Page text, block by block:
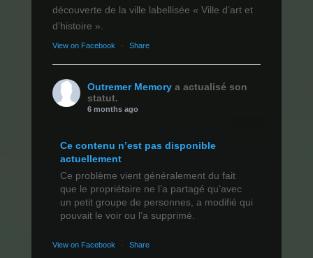
découverte de la ville labellisée « Ville d’art et
d’histoire ».
View on Facebook · Share
Outremer Memory a actualisé son
statut.
6 months ago
Ce contenu n’est pas disponible
actuellement
Ce problème vient généralement du fait
que le propriétaire ne l’a partagé qu’avec
un petit groupe de personnes, a modifié qui
pouvait le voir ou l’a supprimé.
View on Facebook · Share